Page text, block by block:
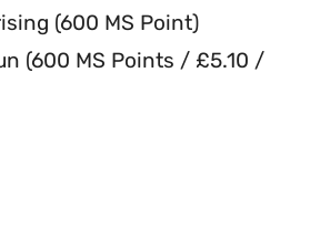
(600 MS Point)
(600 MS Points / £5.10 /